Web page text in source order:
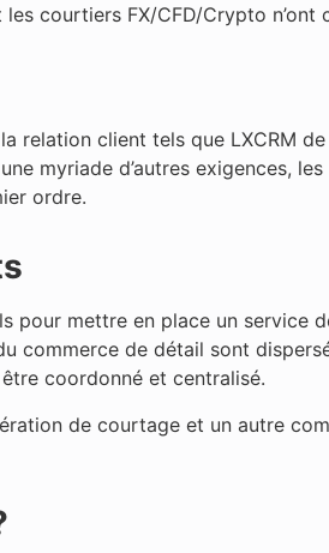
courtiers FX/CFD/Crypto
relation client tels que LXCRM
myriade d’autres exigences,
ordre.
mettre en place un service
commerce de détail sont
coordonné et centralisé.
de courtage et un autre